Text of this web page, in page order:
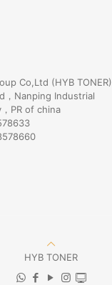
Co,Ltd (HYB TONER)
，Nanping Industrial
PR of china
HYB TONER